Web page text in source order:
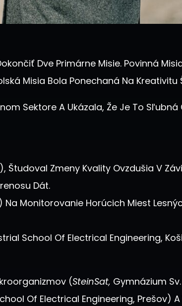
Dve Primárne Misie. Povinná
Misia Bola Ponechaná Na Kreativitu
Sektore A Ukázala, Že Je To Sľubná
Študoval Zmeny Kvality Ovzdušia V
Dát.
Na Monitorovanie Horúcich Miest
School Of Electrical Engineering,
(SteinSat, Gymnázium
Of Electrical Engineering, Prešov)